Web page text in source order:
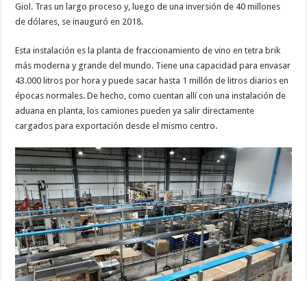
Giol. Tras un largo proceso y, luego de una inversión de 40 millones
de dólares, se inauguró en 2018.
Esta instalación es la planta de fraccionamiento de vino en tetra brik
más moderna y grande del mundo. Tiene una capacidad para envasar
43.000 litros por hora y puede sacar hasta 1 millón de litros diarios en
épocas normales. De hecho, como cuentan allí con una instalación de
aduana en planta, los camiones pueden ya salir directamente
cargados para exportación desde el mismo centro.